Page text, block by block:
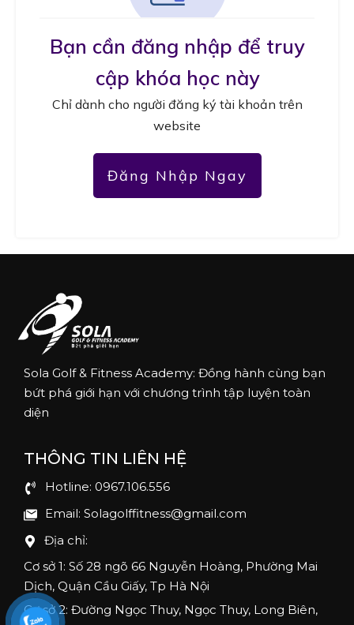
Bạn cần đăng nhập để truy
cập khóa học này
Chỉ dành cho người đăng ký tài khoản trên
website
Đăng Nhập Ngay
Sola Golf & Fitness Academy: Đồng hành cùng bạn
bứt phá giới hạn với chương trình tập luyện toàn
diện
THÔNG TIN LIÊN HỆ
Hotline: 0967.106.556
Email: Solagolffitness@gmail.com
Địa chỉ:
Cơ sở 1: Số 28 ngõ 66 Nguyễn Hoàng, Phường Mai
Dịch, Quận Cầu Giấy, Tp Hà Nội
Cơ sở 2: Đường Ngọc Thuy, Ngọc Thuy, Long Biên,